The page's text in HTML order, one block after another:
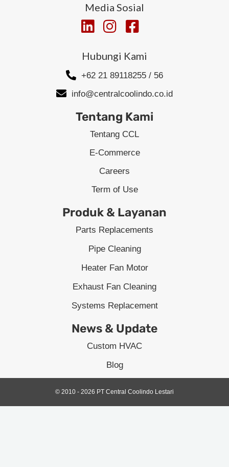
Media Sosial
Hubungi Kami
+62 21 89118255 / 56
info@centralcoolindo.co.id
Tentang Kami
Tentang CCL
E-Commerce
Careers
Term of Use
Produk & Layanan
Parts Replacements
Pipe Cleaning
Heater Fan Motor
Exhaust Fan Cleaning
Systems Replacement
News & Update
Custom HVAC
Blog
© 2010 - 2026 PT Central Coolindo Lestari